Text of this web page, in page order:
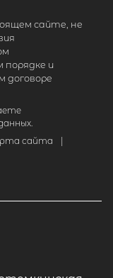
сайте, не
порядке и
сайта
|